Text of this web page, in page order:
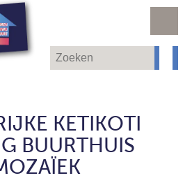
KETIKOTI
BUURTHUIS